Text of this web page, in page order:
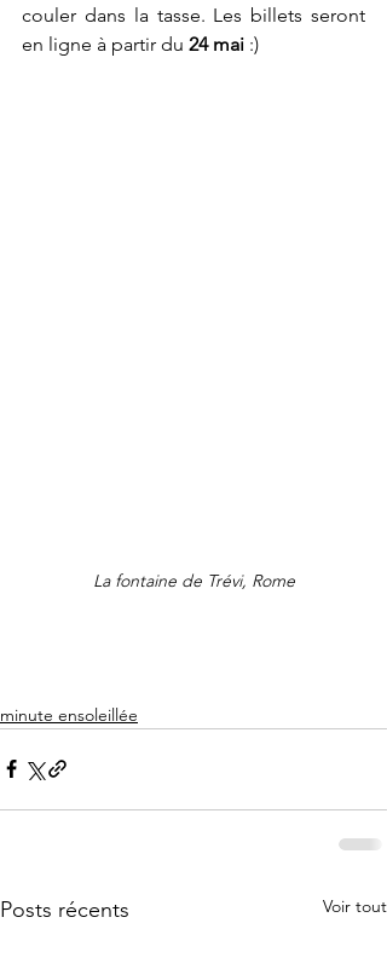
couler dans la tasse. Les billets seront
en ligne à partir du 24 mai :)
La fontaine de Trévi, Rome
minute ensoleillée
Posts récents Voir tout